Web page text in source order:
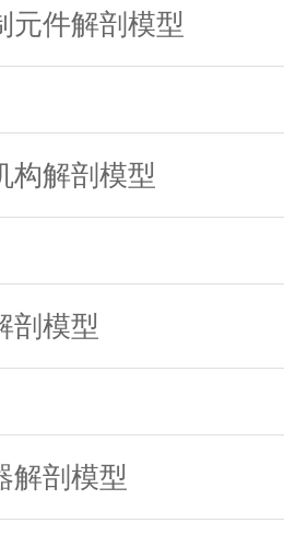
元件解剖模型
构解剖模型
剖模型
解剖模型